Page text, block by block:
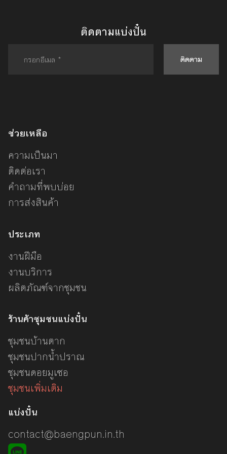
ติดตามแบ่งปั๋น
ติดตาม
ช่วยเหลือ
ความเป็นมา
ติดต่อเรา
คำถามที่พบบ่อย
การส่งสินค้า
ประเภท
งานฝีมือ
งานบริการ
ผลิตภัณฑ์จากชุมชน
ร้านค้าชุมชนแบ่งปั๋น
ชุมชนบ้านตาก
ชุมชนปากน้ำปราณ
ชุมชนดอยมูเซอ
ชุมชนเพิ่มเติม
แบ่งปั๋น
contact@baengpun.in.th